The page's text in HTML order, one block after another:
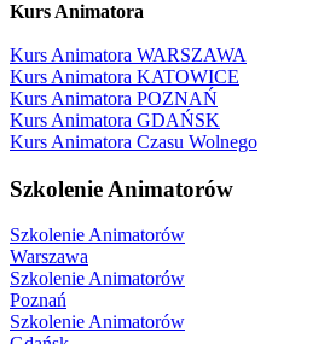
Kurs Animatora
Kurs Animatora WARSZAWA
Kurs Animatora KATOWICE
Kurs Animatora POZNAŃ
Kurs Animatora GDAŃSK
Kurs Animatora Czasu Wolnego
Szkolenie Animatorów
Szkolenie Animatorów
Warszawa
Szkolenie Animatorów
Poznań
Szkolenie Animatorów